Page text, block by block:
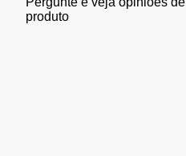
produto